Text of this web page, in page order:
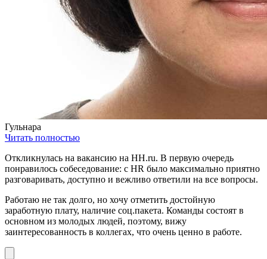
Гульнара
Читать полностью
Откликнулась на вакансию на HH.ru. В первую очередь
понравилось собеседование: с HR было максимально приятно
разговаривать, доступно и вежливо ответили на все вопросы.
Работаю не так долго, но хочу отметить достойную
заработную плату, наличие соц.пакета. Команды состоят в
основном из молодых людей, поэтому, вижу
заинтересованность в коллегах, что очень ценно в работе.